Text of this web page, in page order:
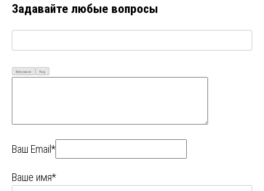
Задавайте любые вопросы
Визуально Код
Ваш Email*
Ваше имя*